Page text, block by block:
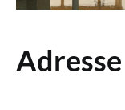
Adresse